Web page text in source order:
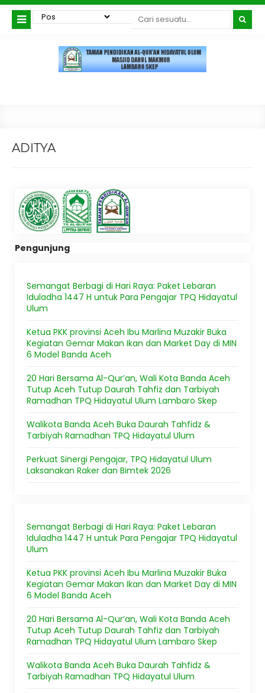
ADITYA
Pengunjung
Semangat Berbagi di Hari Raya: Paket Lebaran
Iduladha 1447 H untuk Para Pengajar TPQ Hidayatul
Ulum
Ketua PKK provinsi Aceh Ibu Marlina Muzakir Buka
Kegiatan Gemar Makan Ikan dan Market Day di MIN
6 Model Banda Aceh
20 Hari Bersama Al-Qur’an, Wali Kota Banda Aceh
Tutup Aceh Tutup Daurah Tahfiz dan Tarbiyah
Ramadhan TPQ Hidayatul Ulum Lambaro Skep
Walikota Banda Aceh Buka Daurah Tahfidz &
Tarbiyah Ramadhan TPQ Hidayatul Ulum
Perkuat Sinergi Pengajar, TPQ Hidayatul Ulum
Laksanakan Raker dan Bimtek 2026
Semangat Berbagi di Hari Raya: Paket Lebaran
Iduladha 1447 H untuk Para Pengajar TPQ Hidayatul
Ulum
Ketua PKK provinsi Aceh Ibu Marlina Muzakir Buka
Kegiatan Gemar Makan Ikan dan Market Day di MIN
6 Model Banda Aceh
20 Hari Bersama Al-Qur’an, Wali Kota Banda Aceh
Tutup Aceh Tutup Daurah Tahfiz dan Tarbiyah
Ramadhan TPQ Hidayatul Ulum Lambaro Skep
Walikota Banda Aceh Buka Daurah Tahfidz &
Tarbiyah Ramadhan TPQ Hidayatul Ulum